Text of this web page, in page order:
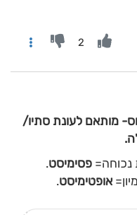
2
מותאם לעונת סתיו/
נכוחה= פסימיסט.
אופטימיסט.